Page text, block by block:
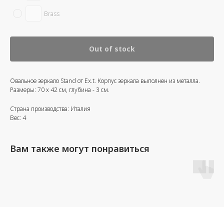
Brass
Out of stock
Овальное зеркало Stand от Ex.t. Корпус зеркала выполнен из металла.
Размеры: 70 х 42 см, глубина - 3 см.
Страна производства: Италия
Вес: 4
Вам также могут понравиться